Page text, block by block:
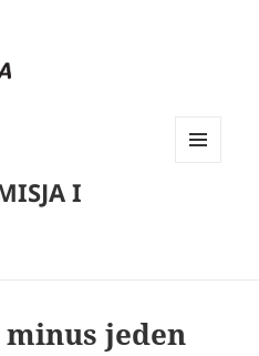
I
jeden